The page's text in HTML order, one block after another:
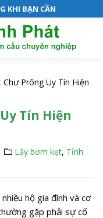
KHI BẠN CẦN
Prông Uy Tín Hiện
Tín Hiện
Lấy bơm kẹt, Tỉnh
hộ gia đình và cơ
gặp phải sự cố